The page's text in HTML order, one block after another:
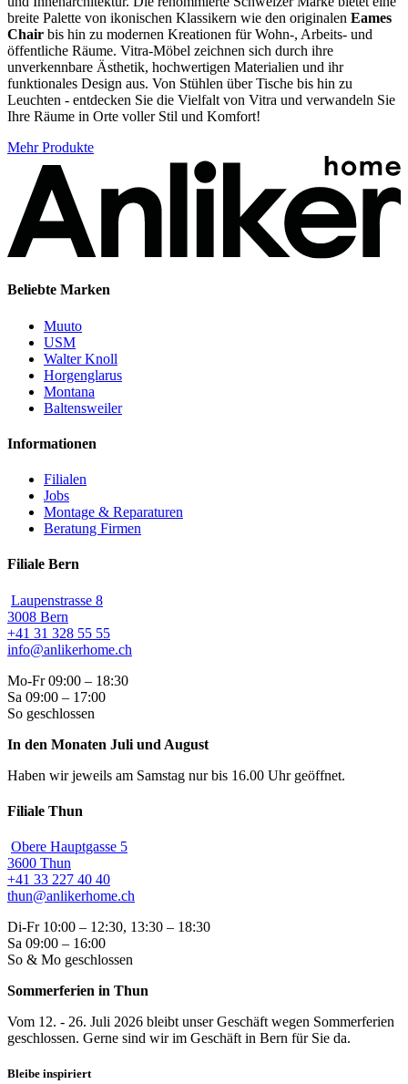
breite Palette von ikonischen Klassikern wie den originalen Eames
Chair bis hin zu modernen Kreationen für Wohn-, Arbeits- und
öffentliche Räume. Vitra-Möbel zeichnen sich durch ihre
unverkennbare Ästhetik, hochwertigen Materialien und ihr
funktionales Design aus. Von Stühlen über Tische bis hin zu
Leuchten - entdecken Sie die Vielfalt von Vitra und verwandeln Sie
Ihre Räume in Orte voller Stil und Komfort!
Mehr Produkte
Beliebte Marken
Muuto
USM
Walter Knoll
Horgenglarus
Montana
Baltensweiler
Informationen
Filialen
Jobs
Montage & Reparaturen
Beratung Firmen
Filiale Bern
Laupenstrasse 8
3008 Bern
+41 31 328 55 55
info@anlikerhome.ch
Mo-Fr 09:00 – 18:30
Sa 09:00 – 17:00
So geschlossen
In den Monaten Juli und August
Haben wir jeweils am Samstag nur bis 16.00 Uhr geöffnet.
Filiale Thun
Obere Hauptgasse 5
3600 Thun
+41 33 227 40 40
thun@anlikerhome.ch
Di-Fr 10:00 – 12:30, 13:30 – 18:30
Sa 09:00 – 16:00
So & Mo geschlossen
Sommerferien in Thun
Vom 12. - 26. Juli 2026 bleibt unser Geschäft wegen Sommerferien
geschlossen. Gerne sind wir im Geschäft in Bern für Sie da.
Bleibe inspiriert